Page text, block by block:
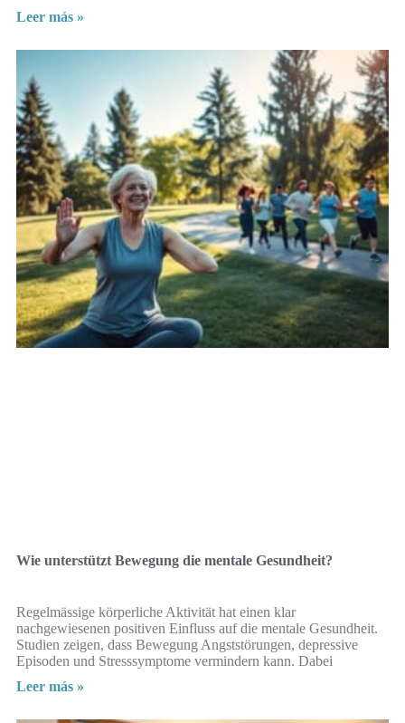
Leer más »
Wie unterstützt Bewegung die mentale Gesundheit?
Regelmässige körperliche Aktivität hat einen klar
nachgewiesenen positiven Einfluss auf die mentale Gesundheit.
Studien zeigen, dass Bewegung Angststörungen, depressive
Episoden und Stresssymptome vermindern kann. Dabei
Leer más »